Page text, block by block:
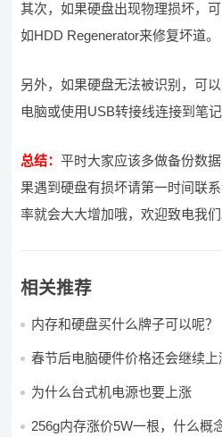
其次，如果硬盘出现物理损坏，
如HDD Regenerator来修复坏道。
另外，如果硬盘无法被识别，可
电脑或使用USB转接线连接到笔
总结：平时大家应该多做备份数
果遇到硬盘有损坏请第一时间联
率就会大大增加哦，欢迎致电我们
相关推荐
内存和硬盘买什么牌子可以呢？
春节后电脑硬件价格还会继续上
为什么台式机电源也要上涨
256g内存涨价5W一根，什么概